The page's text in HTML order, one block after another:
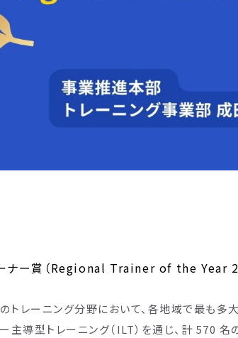
ナー賞（Regional Trainer of the Year
レーニング分野において、各地域で最も多
主導型トレーニング（ILT）を通じ、計 570